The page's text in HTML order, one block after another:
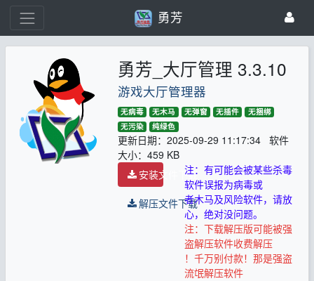
勇芳
勇芳_大厅管理 3.3.10
游戏大厅管理器
无病毒 无木马 无弹窗 无插件
无捆绑
无污染
纯绿色
更新日期：2025-09-29 11:17:34 软件
大小：459 KB
安装文件下载
解压文件下载
注：有可能会被某些杀毒
软件误报为病毒或
者木马及风险软件，请放
心，绝对没问题。
注：下载解压版可能被强
盗解压软件收费解压
！千万别付款！那是强盗
流氓解压软件